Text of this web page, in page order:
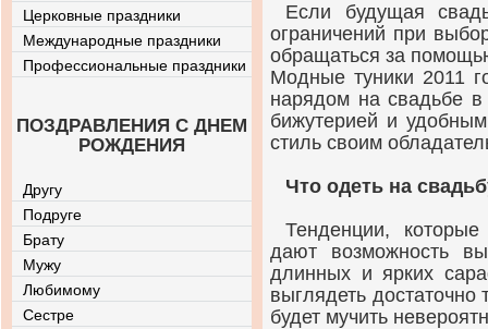
Если будущая
ограничений при
обращаться за
Модные туники 2011
нарядом на свадьбе
бижутерией и
стиль своим
Что одеть на
Тенденции,
дают возможность
длинных и ярких
выглядеть
будет мучить
Церковные праздники
Международные праздники
Профессиональные праздники
ПОЗДРАВЛЕНИЯ С ДНЕМ
РОЖДЕНИЯ
Другу
Подруге
Брату
Мужу
Любимому
Сестре